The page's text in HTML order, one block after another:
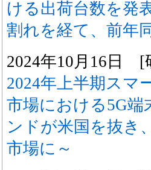
ける出荷台数を発
割れを経て、前年
2024年10月16日 [
2024年上半期スマ
市場における5G端
ンドが米国を抜き
市場に～